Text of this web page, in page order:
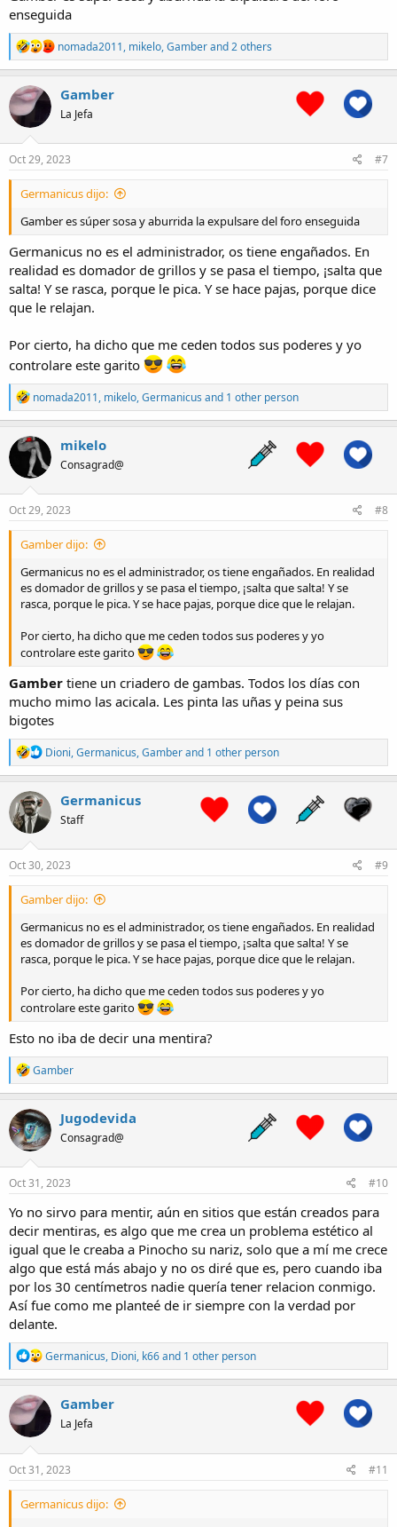
enseguida
R
e
a
n
s
nomada2011, mikelo,Gamberand 2 others
Gamber
La Jefa
Oct 29, 2023 #7
Germanicus dijo:
Gamber es súper sosa y aburrida la expulsare del foro enseguida
Germanicus no es el administrador, os tiene engañados. En
realidad es domador de grillos y se pasa el tiempo, ¡salta que
salta! Y se rasca, porque le pica. Y se hace pajas, porque dice
que le relajan.
Por cierto, ha dicho que me ceden todos sus poderes y yo
controlare este garito
R
e
a
c
t
i
o
n
s
nomada2011, mikelo,Germanicus and 1 other person
mikelo
Consagrad@
Oct 29, 2023 #8
Gamber dijo:
Germanicus no es el administrador, os tiene engañados. En realidad
es domador de grillos y se pasa el tiempo, ¡salta que salta! Y se
rasca, porque le pica. Y se hace pajas, porque dice que le relajan.
Por cierto, ha dicho que me ceden todos sus poderes y yo
controlare este garito
Gamber tiene un criadero de gambas. Todos los días con
mucho mimo las acicala. Les pinta las uñas y peina sus
bigotes
R
e
a
i
n
s
Dioni,Germanicus,Gamberand 1 other person
Germanicus
Staff
Oct 30, 2023 #9
Gamber dijo:
Germanicus no es el administrador, os tiene engañados. En realidad
es domador de grillos y se pasa el tiempo, ¡salta que salta! Y se
rasca, porque le pica. Y se hace pajas, porque dice que le relajan.
Por cierto, ha dicho que me ceden todos sus poderes y yo
controlare este garito
Esto no iba de decir una mentira?
R
e
a
c
t
i
o
n
s
Gamber
Jugodevida
Consagrad@
Oct 31, 2023 #10
Yo no sirvo para mentir, aún en sitios que están creados para
decir mentiras, es algo que me crea un problema estético al
igual que le creaba a Pinocho su nariz, solo que a mí me crece
algo que está más abajo y no os diré que es, pero cuando iba
por los 30 centímetros nadie quería tener relacion conmigo.
Así fue como me planteé de ir siempre con la verdad por
delante.
R
e
a
c
t
i
n
s
Germanicus, Dioni, k66and 1 other person
Gamber
La Jefa
Oct 31, 2023 #11
Germanicus dijo: